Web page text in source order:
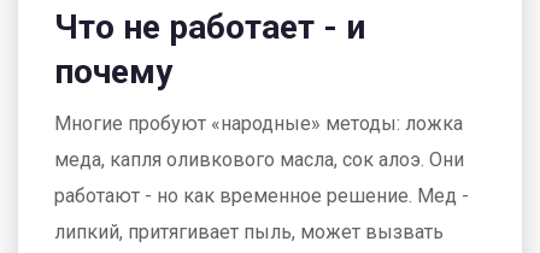
Что не работает - и
почему
Многие пробуют «народные» методы: ложка
меда, капля оливкового масла, сок алоэ. Они
работают - но как временное решение. Мед -
липкий, притягивает пыль, может вызвать